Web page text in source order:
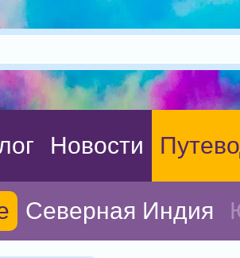
Новости
Северная Индия